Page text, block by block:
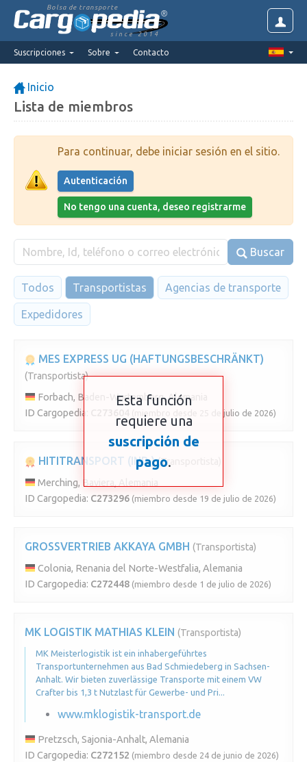
Bolsa de transporte
since 2014
Suscripciones Sobre Contacto
Inicio
Lista de miembros
Para continuar, debe iniciar sesión en el sitio.
Autenticación
No tengo una cuenta, deseo registrarme
Buscar
Todos Transportistas Agencias de transporte
Expedidores
MES EXPRESS UG (HAFTUNGSBESCHRÄNKT)
(Transportista)
Forbach, Baden-Wurtemberg, Alemania
ID Cargopedia:
(miembro desde 25 de julio de 2026)
HITITRANSPORT (IND.) (Transportista)
Merching, Baviera, Alemania
ID Cargopedia: C273296 (miembro desde 19 de julio de 2026)
GROSSVERTRIEB AKKAYA GMBH (Transportista)
Colonia, Renania del Norte-Westfalia, Alemania
ID Cargopedia: C272448 (miembro desde 1 de julio de 2026)
MK LOGISTIK MATHIAS KLEIN (Transportista)
MK Meisterlogistik ist ein inhabergeführtes
Transportunternehmen aus Bad Schmiedeberg in Sachsen-
Anhalt. Wir bieten zuverlässige Transporte mit einem VW
Crafter bis 1,3 t Nutzlast für Gewerbe- und Pri...
www.mklogistik-transport.de
Pretzsch, Sajonia-Anhalt, Alemania
ID Cargopedia: C272152 (miembro desde 24 de junio de 2026)
Esta función
requiere una
suscripción de
pago.